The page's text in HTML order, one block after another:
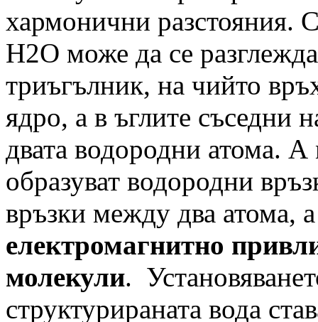
хармонични разстояния.
H2O може да се
триъгълник, на чийто
ядро, а в ъглите съседни
двата водородни атома.
образуват водородни
връзки между два атома,
електромагнитно
молекули.
структурираната вода